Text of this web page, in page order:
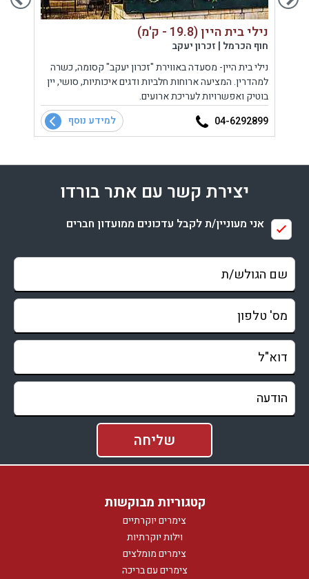
נילי בית היין (19.8 - ק'מ)
חוף הכרמל | זכרון יעקב
נילי בית היין- מסעדה באווירת "זכרון יעקב" קסומה, כשרה
למהדרין. המציעה ארוחות חלביות ודגים איכותיות, סושי, יין
בוטיק ואפשרויות לעריכת ארועים.
04-6292899
למידע נוסף
יצירת קשר עם אתר בורדו
אני מעוניין/ת לקבל עדכונים ממועדון חברים
קטגוריות מבוקשות
צימרים יוקרתיים
וילות יוקרתיות
צימרים מומלצים
צימרים עם בריכה